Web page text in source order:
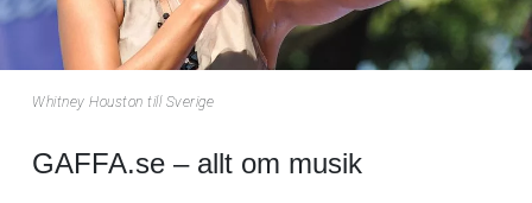
Whitney Houston till Sverige
GAFFA.se – allt om musik